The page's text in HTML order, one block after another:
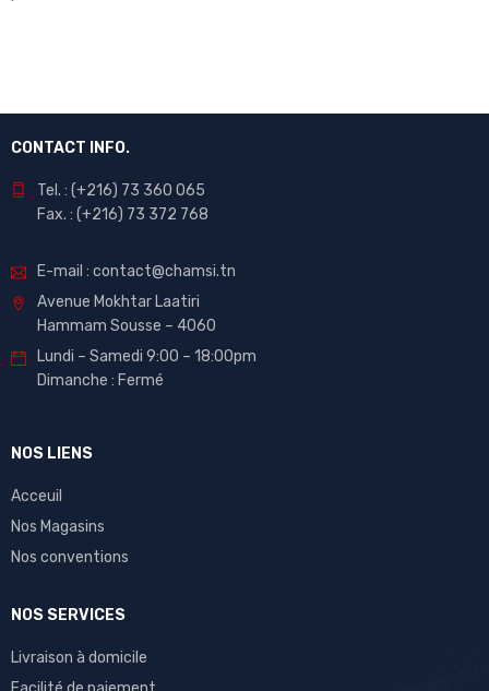
CONTACT INFO.
Tel. : (+216) 73 360 065
Fax. : (+216) 73 372 768
E-mail : contact@chamsi.tn
Avenue Mokhtar Laatiri
Hammam Sousse – 4060
Lundi – Samedi 9:00 – 18:00pm
Dimanche : Fermé
NOS LIENS
Acceuil
Nos Magasins
Nos conventions
NOS SERVICES
Livraison à domicile